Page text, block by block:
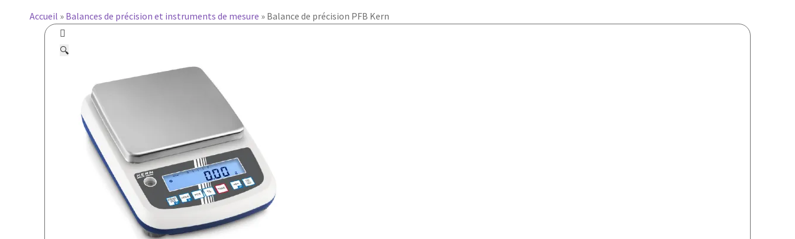
Accueil » Balances de précision et instruments de mesure » Balance de précision PFB Kern
🔍